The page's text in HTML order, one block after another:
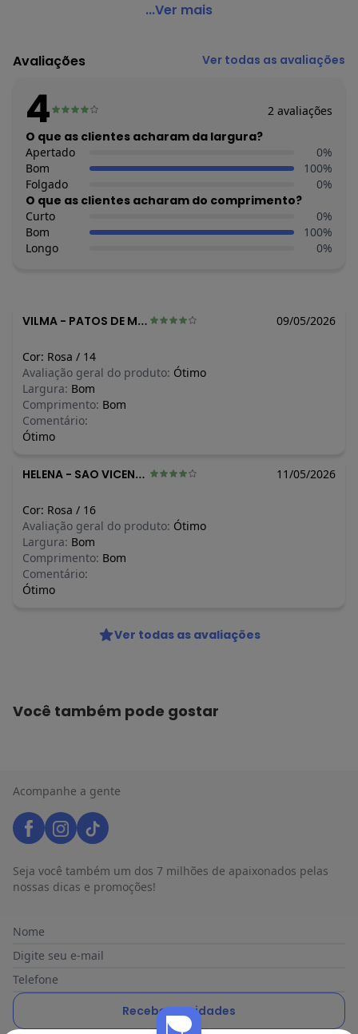
Marisol - Calça Carneirinho Infantil Rosa
Modelagem: Ampla
Modelo: Confort
Cintura: Alta
Fornecedor: MARISOL VESTUARIO S.A. / CNPJ
20.454.870/0015-4
Feito: Brasil
Cuidados para conservação do produto: NÃO ALVEJAR, NÃO
LAVAR A SECO, NÃO SECAR EM TAMBOR
Tecido: SINTÉTICO
Composição: POLIESTER 100%
Histórico de preços
julho/2026 N/D*
maio/2026
abril/2026
março/2026
fevereiro/2026
...Ver mais
Avaliações Ver todas as avaliações
4 2 avaliações
O que as clientes acharam da largura?
Apertado 0%
Bom
100%
Folgado
0%
O que as clientes acharam do comprimento?
Curto 0%
Bom
100%
Longo
0%
VILMA - PATOS DE MINAS - MG 09/05/2026
Cor: Rosa / 14
Avaliação geral do produto: Ótimo
Largura: Bom
Comprimento: Bom
Comentário:
Ótimo
HELENA - SAO VICENTE DO SUL - RS 11/05/2026
Cor: Rosa / 16
Avaliação geral do produto: Ótimo
Largura: Bom
Comprimento: Bom
Comentário:
Ótimo
Ver todas as avaliações
Você também pode gostar
Acompanhe a gente
Seja você também um dos 7 milhões de apaixonados pelas
nossas dicas e promoções!
Nome
Digite seu e-mail
Telefone
Receber novidades